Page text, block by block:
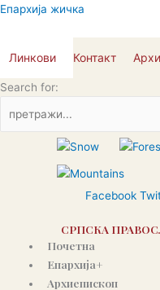
Пређи
Епархија жичка
Линкови Контакт
Search for:
Facebook
СРПСКА
Почетна
Епархија+
Архиепископ